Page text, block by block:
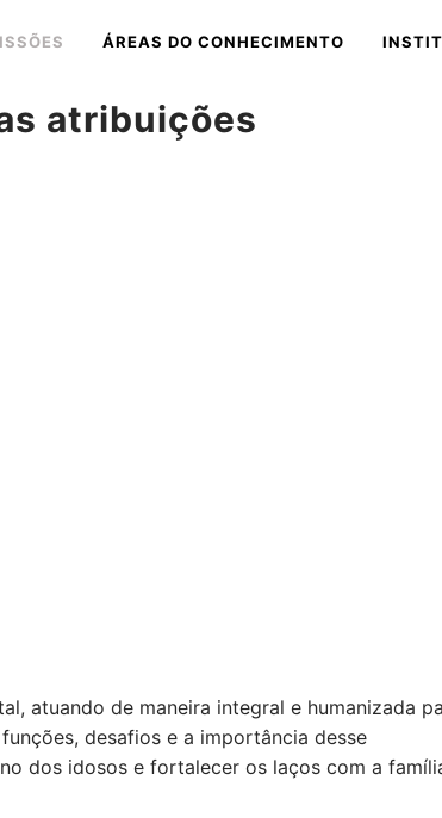
ÁREAS DO CONHECIMENTO
atribuições
atuando de maneira integral e humanizada
desafios e a importância desse
dos idosos e fortalecer os laços com a